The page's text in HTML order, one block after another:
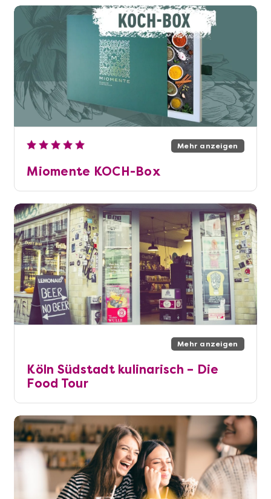
Mehr anzeigen
Miomente KOCH-Box
Mehr anzeigen
Köln Südstadt kulinarisch – Die
Food Tour